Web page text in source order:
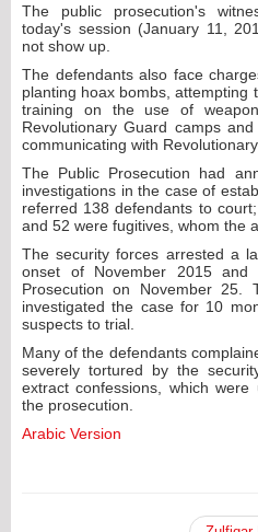
The public prosecution's
today's session (January 11,
not show up.
The defendants also face
planting hoax bombs, attempting
training on the use of
Revolutionary Guard camps
communicating with
The Public Prosecution had
investigations in the case of
referred 138 defendants to
and 52 were fugitives, whom the
The security forces arrested a
onset of November 2015
Prosecution on November 25.
investigated the case for 10
suspects to trial.
Many of the defendants
severely tortured by the
extract confessions, which
the prosecution.
Arabic Version